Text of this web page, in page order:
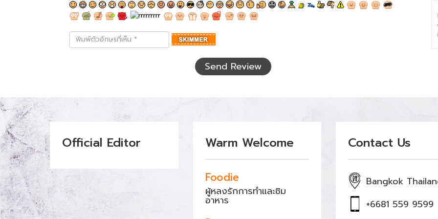
พิมพ์
ตัว
Send Review
Official Editor Warm Welcome
Foodie
ผู้หลงรักการทำและชิม
อาหาร
Contact Us
Bangkok
+6681 559 9599